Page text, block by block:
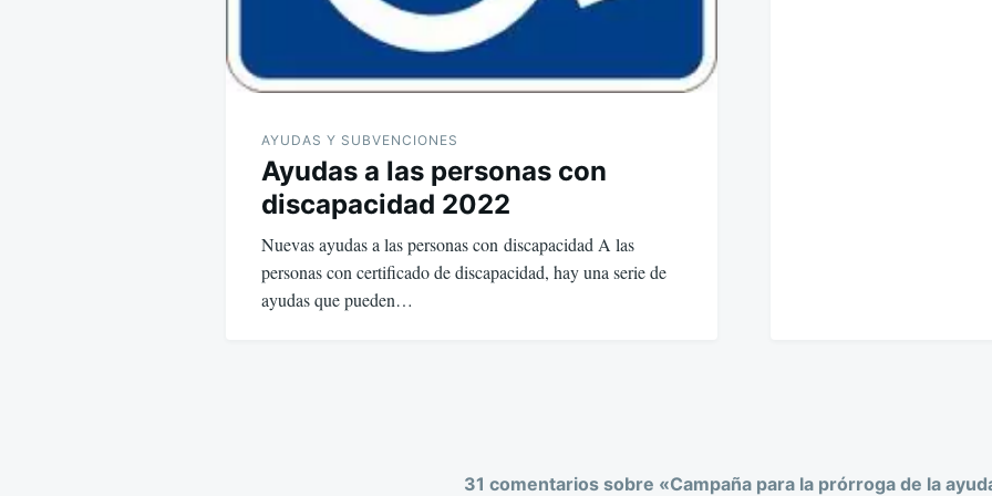
AYUDAS Y SUBVENCIONES
Ayudas a las personas con
discapacidad 2022
Nuevas ayudas a las personas con discapacidad A las
personas con certificado de discapacidad, hay una serie de
ayudas que pueden…
31 comentarios sobre «Campaña para la prórroga de la